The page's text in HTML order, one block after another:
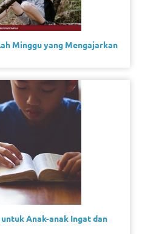
Minggu yang Mengajarkan
Anak-anak Ingat dan